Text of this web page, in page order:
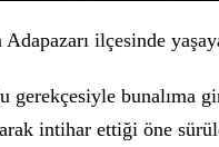
Adapazarı ilçesinde
gerekçesiyle bunalıma
intihar ettiği öne